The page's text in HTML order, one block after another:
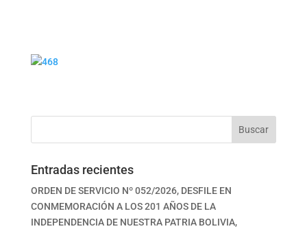
Buscar
Entradas recientes
ORDEN DE SERVICIO Nº 052/2026, DESFILE EN
CONMEMORACIÓN A LOS 201 AÑOS DE LA
INDEPENDENCIA DE NUESTRA PATRIA BOLIVIA,